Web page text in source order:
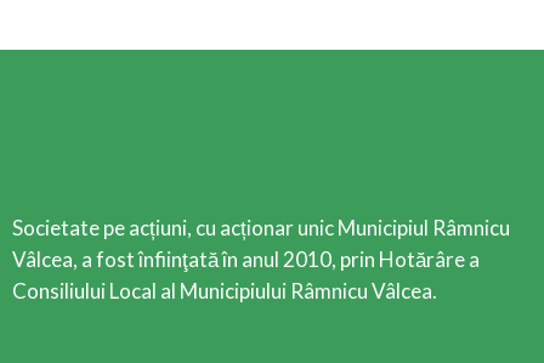
Societate pe acțiuni, cu acționar unic Municipiul Râmnicu
Vâlcea, a fost înfiinţată în anul 2010, prin Hotărâre a
Consiliului Local al Municipiului Râmnicu Vâlcea.